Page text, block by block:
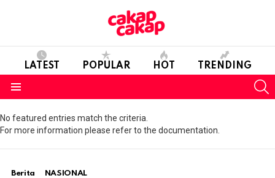
LATEST POPULAR HOT TRENDING
No featured entries match the criteria.
For more information please refer to the documentation.
Berita NASIONAL